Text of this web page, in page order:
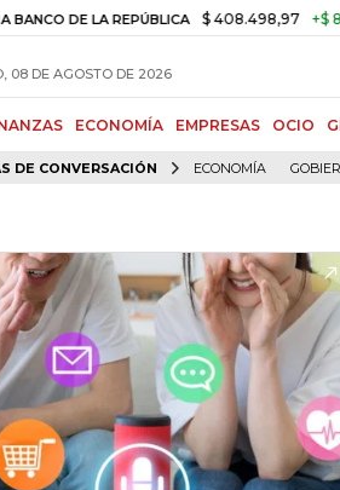
LA REPÚBLICA $ 408.498,97 +$ 8.753,81
08 DE AGOSTO DE 2026
ECONOMÍA EMPRESAS OCIO
DE CONVERSACIÓN ECONOMÍA